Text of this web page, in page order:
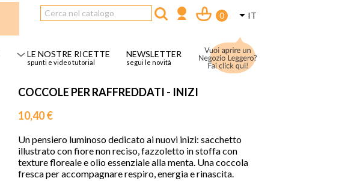
IT
0
LE NOSTRE RICETTE
spunti e video tutorial
NEWSLETTER
segui le novità
COCCOLE PER RAFFREDDATI - INIZI
10,40 €
Un pensiero luminoso dedicato ai nuovi inizi: sacchetto
illustrato con fiore non reciso, fazzoletto in stoffa con
texture floreale e olio essenziale alla menta. Una coccola
fresca per accompagnare respiro, energia e rinascita.